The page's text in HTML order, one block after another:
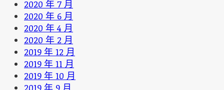
2020 年 7 月
2020 年 6 月
2020 年 4 月
2020 年 2 月
2019 年 12 月
2019 年 11 月
2019 年 10 月